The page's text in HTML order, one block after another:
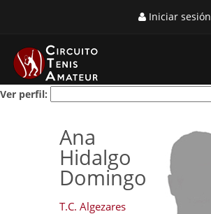
Iniciar sesión
Ver perfil:
Ana
Hidalgo
Domingo
T.C. Algezares